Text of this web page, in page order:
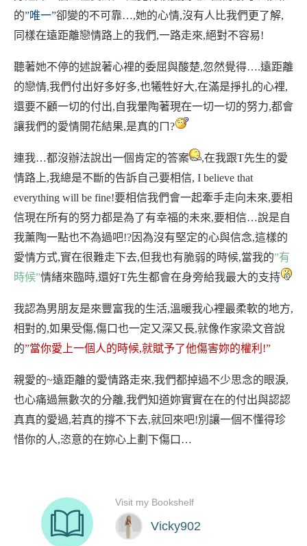
的”唯一”卻變的不可靠…,她的心情,沒有人比我們更了解,
同樣在遠距離戀情路上的我們,一路走來,絕對不容易!
聽著她不停的述說著心裡的委屈與酸楚,忽然覺得….遠距離
的戀情,我們付出好多好多,也犧牲好大,在滿是掙扎的心裡,
還要不顧一切的付出,自我暈陶著現在一切一切的努力,都會
讓我們的愛情開花結果,是真的ㄇ?
連我…都沒辦法說出一個肯定的答案 ,在我跟T先生的愛
情路上,我總是不斷的告訴自己要相信, I believe that
everything will be fine!要相信我們會一起牽手走向未來,要相
信現在所有的努力都是為了有幸福的未來,要相信…說是自
我薰陶一點也不為過吧!?因為沒有堅定的心與信念,這樣的
愛情方式,實在很難走下去,但我也有脆弱的時候,當我的”有
時候”情緒來臨時,還好T先生都會在身旁給我最大的支持
我認為男朋友是來豐富我的生活,溫暖我心裡最柔軟的地方,
相對的,如果受傷,傷口也一定又深又長,就像作家梁文音說
的”當你愛上一個人的時候,就賦予了他傷害妳的權利 !”
親愛的~遠距離的愛情路走來,我們都掉過不少思念的眼淚,
也心痛過無數次的分離,我們知道妳實實在在的付出與認認
真真的愛過,若真的撐不下去,就回來吧!別讓一個不懂得珍
惜你的人,恣意的在妳心上劃下傷口…